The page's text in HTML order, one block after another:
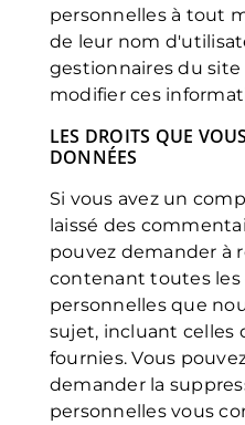
personnelles à tout
de leur nom
gestionnaires du
modifier ces
LES DROITS QUE
DONNÉES
Si vous avez un
laissé des
pouvez demander à
contenant toutes les
personnelles que
sujet, incluant celles
fournies. Vous
demander la
personnelles vous